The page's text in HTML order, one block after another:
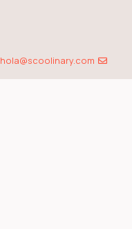
hola@scoolinary.com